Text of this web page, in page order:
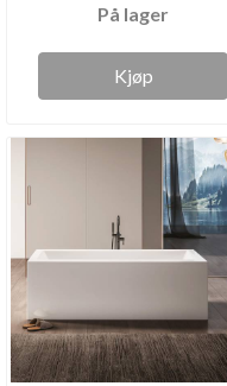
På lager
Kjøp